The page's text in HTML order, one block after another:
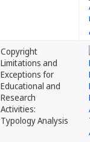
Copyright
Limitations and
Exceptions for
Educational and
Research
Activities:
Typology Analysis